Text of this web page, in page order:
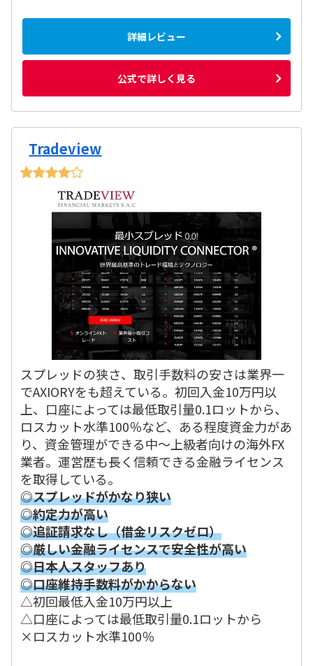
詳細レビュー
公式で詳しく見る
Tradeview
スプレッドの狭さ、取引手数料の安さは業界一
でAXIORYをも超えている。初回入金10万円以
上、口座によっては最低取引量0.1ロットから、
ロスカット水準100％など、ある程度資金力があ
り、資金管理ができる中～上級者向けの海外FX
業者。運営歴も長く信頼できる金融ライセンス
を取得している。
◎スプレッドがかなり狭い
◎約定力が高い
◎追証請求なし（借金リスクゼロ）
◎厳しい金融ライセンスで安全性が高い
◎日本人スタッフあり
◎口座維持手数料がかからない
△初回最低入金10万円以上
△口座によっては最低取引量0.1ロットから
×ロスカット水準100％